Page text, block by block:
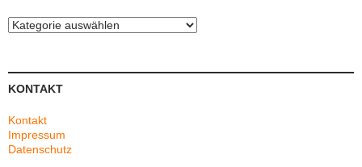
Kategorien
KONTAKT
Kontakt
Impressum
Datenschutz